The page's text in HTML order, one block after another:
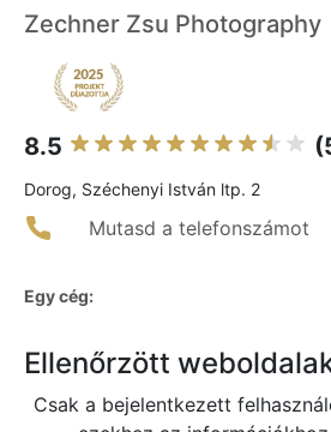
Zechner Zsu Photography
8.5
Dorog, Széchenyi István ltp. 2
Mutasd a telefonszámot
Egy cég:
Ellenőrzött
Csak a bejelentkezett